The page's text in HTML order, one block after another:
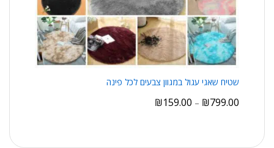
שטיח שאגי עגול במגוון צבעים לכל פינה
₪159.00 – ₪799.00